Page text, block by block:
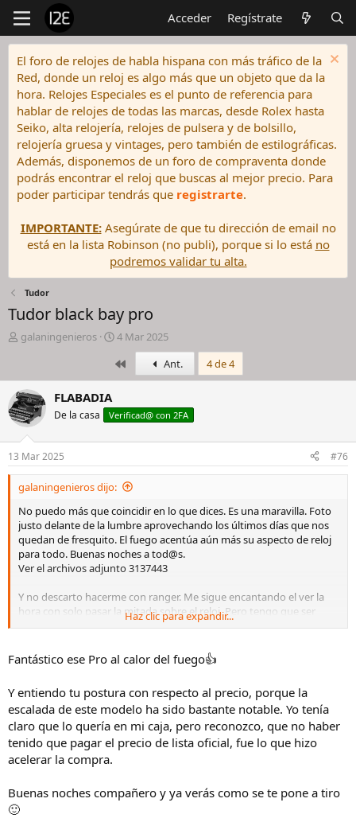
Acceder Regístrate
El foro de relojes de habla hispana con más tráfico de la
Red, donde un reloj es algo más que un objeto que da la
hora. Relojes Especiales es el punto de referencia para
hablar de relojes de todas las marcas, desde Rolex hasta
Seiko, alta relojería, relojes de pulsera y de bolsillo,
relojería gruesa y vintages, pero también de estilográficas.
Además, disponemos de un foro de compraventa donde
podrás encontrar el reloj que buscas al mejor precio. Para
poder participar tendrás que registrarte.
IMPORTANTE:Asegúrate de que tu dirección de email no
está en la lista Robinson (no publi), porque si lo está no
podremos validar tu alta.
Tudor
Tudor black bay pro
I
c
i
a
d
o
r
d
e
l
h
i
l
o
galaningenieros
F
c
h
d
e
i
c
i
o
4 Mar 2025
PrimeroAnt. 4 de 4
FLABADIA
De la casa Verificad@ con 2FA
13 Mar 2025 #76
galaningenieros dijo:
No puedo más que coincidir en lo que dices. Es una maravilla. Foto
justo delante de la lumbre aprovechando los últimos días que nos
quedan de fresquito. El fuego acentúa aún más su aspecto de reloj
para todo. Buenas noches a tod@s.
Ver el archivos adjunto 3137443
Y no descarto hacerme con ranger. Me sigue encantando el ver la
hora con solo pasar la mitada sobre el reloj. Pero tengo que ser
capaz de encontrar el precio que no me haga chirriar los dientes.
Haz clic para expandir...
Fantástico ese Pro al calor del fuego👍
Y entiendo tu postura con respecto al precio, porque la
escalada de este modelo ha sido bastante notable. Yo tenía
claro que lo quería en mi caja, pero reconozco, que no haber
tenido que pagar el precio de lista oficial, fue lo que hizo
acelerar la compra.
Buenas noches compañero y ya verás como se te pone a tiro
🙂